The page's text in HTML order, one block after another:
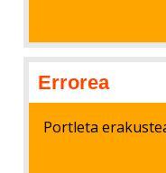
Errorea
Portleta